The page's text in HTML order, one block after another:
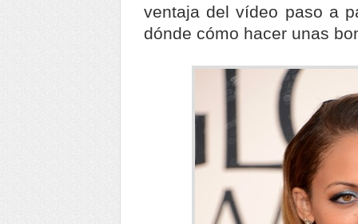
ventaja del vídeo paso a
dónde cómo hacer unas